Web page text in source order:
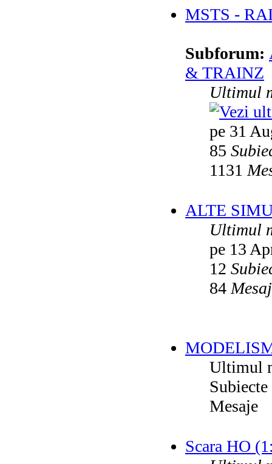
MSTS -
Subforum:
& TRAINZ
Ultimul
pe 31
85
1131
ALTE
Ultimul
pe 13
12
84
Ultimul
Subiecte
Mesaje
Scara HO